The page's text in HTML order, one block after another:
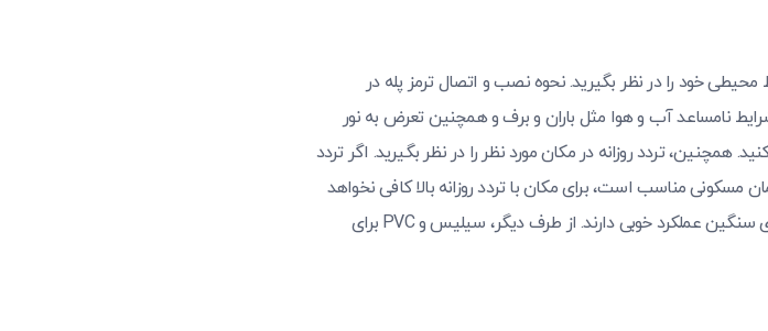
خود را در نظر بگیرید. نحوه نصب و اتصال ترمز پله در
نامساعد آب و هوا مثل باران و برف و همچنین تعرض به نور
همچنین، تردد روزانه در مکان مورد نظر را در نظر بگیرید. اگر تردد
مناسب است، برای مکان با تردد روزانه بالا کافی نخواهد
و آلومینیومی در تردد‌های سنگین عملکرد خوبی دارند. از طرف دیگر، سیلیس و PVC برای